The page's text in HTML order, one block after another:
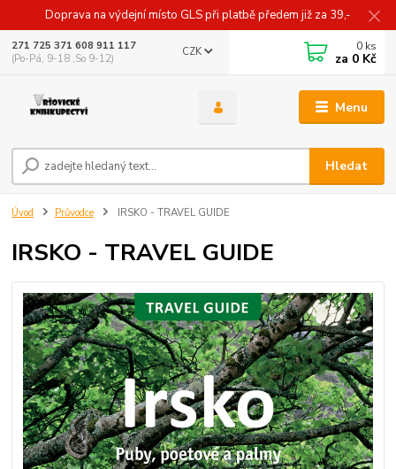
Doprava na výdejní místo GLS při platbě předem již za 39,-
Menu
CZK
Hledat
271 725 371 608 911 117
(Po-Pá, 9-18 ,So 9-12)
0 ks
za 0 Kč
Úvod Průvodce IRSKO - TRAVEL GUIDE
IRSKO - TRAVEL GUIDE